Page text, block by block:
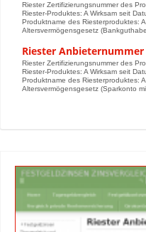
Riester Zertifizierungsnummer des
Riester-Produktes: A Wirksam seit
Produktname des Riesterproduktes:
Altersvermögensgesetz
Riester Anbieternummer
Riester Zertifizierungsnummer des
Riester-Produktes: A Wirksam seit
Produktname des Riesterproduktes:
Altersvermögensgesetz (Sparkonto